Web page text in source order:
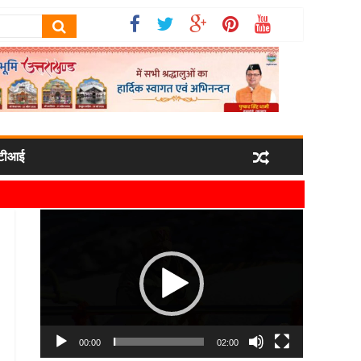
उनका स्वागत किया गया
व्यवस्थाओं की ली जानकारी
00:00 02:00